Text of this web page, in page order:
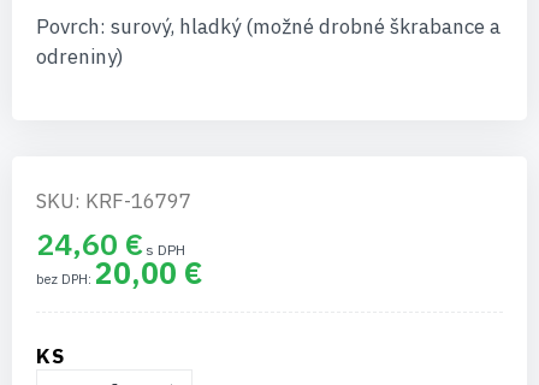
Povrch: surový, hladký (možné drobné škrabance a
odreniny)
SKU: KRF-16797
24,60 €
20,00 €
KS